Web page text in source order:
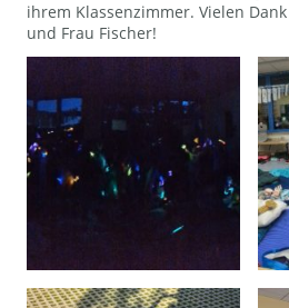
ihrem Klassenzimmer. Vielen
und Frau Fischer!